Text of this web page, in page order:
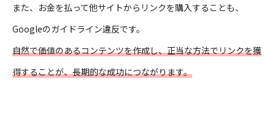
また、お金を払って他サイトからリンクを購入することも、
Googleのガイドライン違反です。
自然で価値のあるコンテンツを作成し、正当な方法でリンクを獲
得することが、長期的な成功につながります。